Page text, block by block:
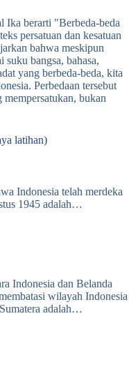
Ika berarti "Berbeda-beda
persatuan dan kesatuan
bahwa meskipun
suku bangsa, bahasa,
yang berbeda-beda, kita
Perbedaan tersebut
bukan
latihan)
Indonesia telah merdeka
1945 adalah…
Indonesia dan Belanda
wilayah Indonesia
adalah…